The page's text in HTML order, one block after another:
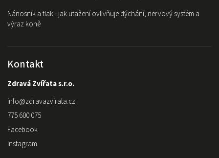
Nánosník a tlak - jak utažení ovlivňuje dýchání, nervový systém a
výraz koně
Kontakt
Zdravá Zvířata s.r.o.
info@zdravazvirata.cz
775 600 075
Facebook
Instagram